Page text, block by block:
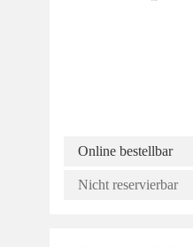
Online bestellbar
Nicht reservierbar